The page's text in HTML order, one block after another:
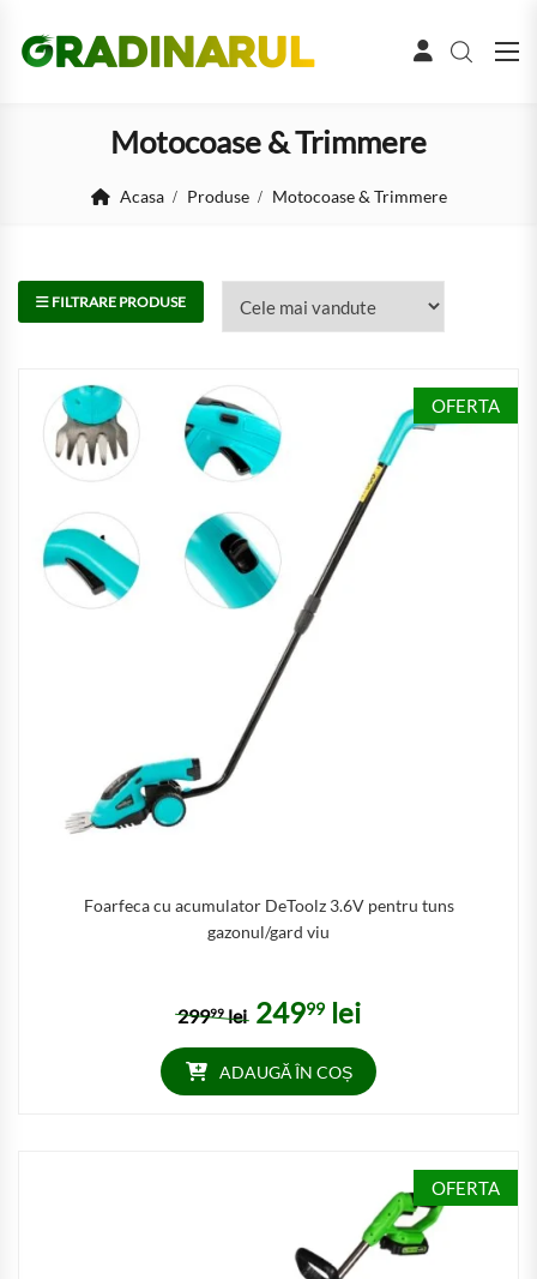
Motocoase & Trimmere
Acasa Produse Motocoase & Trimmere
FILTRARE PRODUSE
OFERTA
Foarfeca cu acumulator DeToolz 3.6V pentru tuns
gazonul/gard viu
29999 lei Prețul inițial a fost: 29999 lei.
24999 lei
ADAUGĂ ÎN COȘ
OFERTA